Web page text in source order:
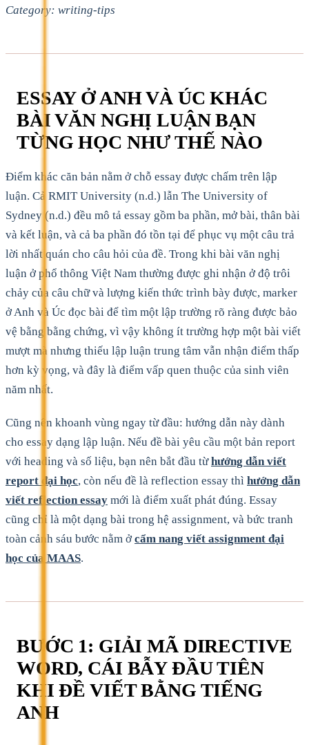
Category: writing-tips
ESSAY Ở ANH VÀ ÚC KHÁC
BÀI VĂN NGHỊ LUẬN BẠN
TỪNG HỌC NHƯ THẾ NÀO
Điểm khác căn bản nằm ở chỗ essay được chấm trên lập
luận. Cả RMIT University (n.d.) lẫn The University of
Sydney (n.d.) đều mô tả essay gồm ba phần, mở bài, thân bài
và kết luận, và cả ba phần đó tồn tại để phục vụ một câu trả
lời nhất quán cho câu hỏi của đề. Trong khi bài văn nghị
luận ở phổ thông Việt Nam thường được ghi nhận ở độ trôi
chảy của câu chữ và lượng kiến thức trình bày được, marker
ở Anh và Úc đọc bài để tìm một lập trường rõ ràng được bảo
vệ bằng bằng chứng, vì vậy không ít trường hợp một bài viết
mượt mà nhưng thiếu lập luận trung tâm vẫn nhận điểm thấp
hơn kỳ vọng, và đây là điểm vấp quen thuộc của sinh viên
năm nhất.
Cũng nên khoanh vùng ngay từ đầu: hướng dẫn này dành
cho essay dạng lập luận. Nếu đề bài yêu cầu một bản report
với heading và số liệu, bạn nên bắt đầu từhướng dẫn viết
report đại học, còn nếu đề là reflection essay thì hướng dẫn
viết reflection essay mới là điểm xuất phát đúng. Essay
cũng chỉ là một dạng bài trong hệ assignment, và bức tranh
toàn cảnh sáu bước nằm ởcẩm nang viết assignment đại
học của MAAS.
BƯỚC 1: GIẢI MÃ DIRECTIVE
WORD, CÁI BẪY ĐẦU TIÊN
KHI ĐỀ VIẾT BẰNG TIẾNG
ANH